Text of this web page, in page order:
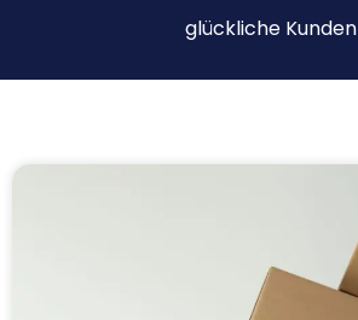
glückliche Kunden